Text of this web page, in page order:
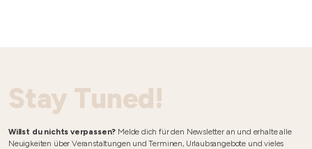
Stay Tuned!
Willst du nichts verpassen? Melde dich für den Newsletter an und erhalte alle
Neuigkeiten über Veranstaltungen und Terminen, Urlaubsangebote und vieles